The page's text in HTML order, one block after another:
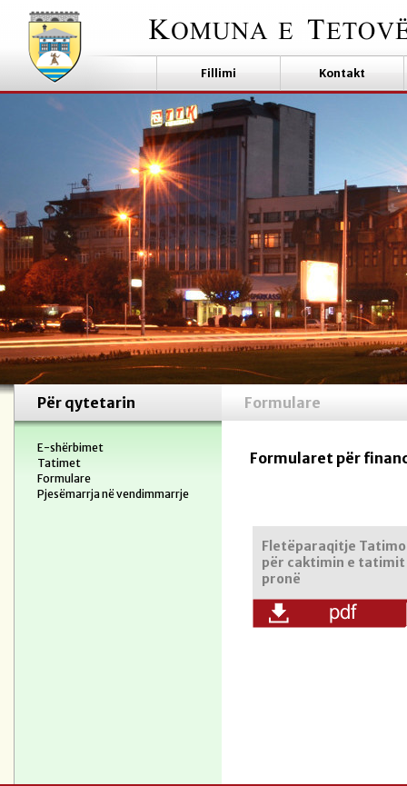
Fillimi Kontakt
Për qytetarin Formulare
E-shërbimet
Tatimet
Formulare
Pjesëmarrja në vendimmarrje
Formularet për
Fletëparaqitje
për caktimin e tatimit
pronë